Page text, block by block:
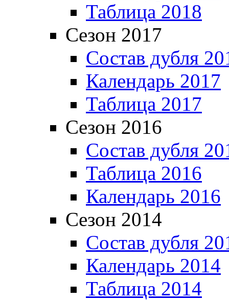
Таблица 2018
Сезон 2017
Состав дубля
Календарь 2017
Таблица 2017
Сезон 2016
Состав дубля
Таблица 2016
Календарь 2016
Сезон 2014
Состав дубля
Календарь 2014
Таблица 2014